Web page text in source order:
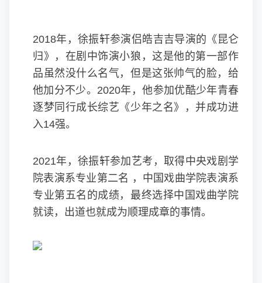
2018年，徐振轩参演侣皓吉吉导演的《昆仑
归》，在剧中饰演小狼，这是他的第一部作
品虽然没什么名气，但是这张帅气的脸，给
他加分不少。2020年，他参加优酷少年青春
逐梦同行成长综艺《少年之名》，并成功进
入14强。
2021年，徐振轩参加艺考，取得中央戏剧学
院表演系专业第二名 ，中国戏曲学院表演系
专业第五名的成绩，最终选择中国戏曲学院
就读，出道也就成为顺理成章的事情。